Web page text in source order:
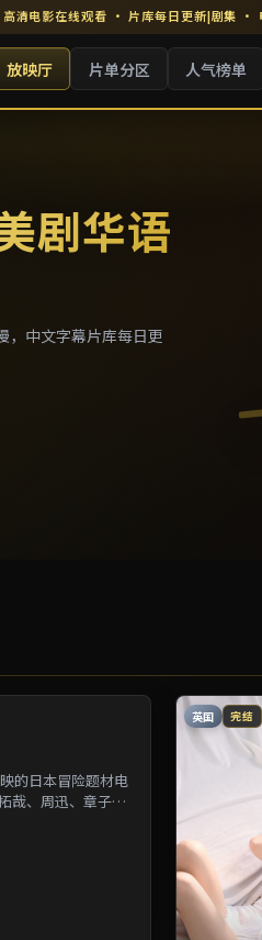
高清电影在线观看 · 片库每日更新|剧集 ·
放映厅 片单分区 人气榜单
剧华语
，中文字幕片库每日更
的日本冒险题材电
哉、周迅、章子怡
英国 完结